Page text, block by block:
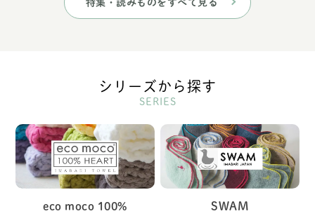
特集・読みものをすべて見る
シリーズから探す
SERIES
eco moco 100%
SWAM